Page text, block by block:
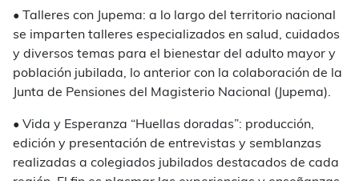
• Talleres con Jupema: a lo largo del territorio nacional
se imparten talleres especializados en salud, cuidados
y diversos temas para el bienestar del adulto mayor y
población jubilada, lo anterior con la colaboración de la
Junta de Pensiones del Magisterio Nacional (Jupema).
• Vida y Esperanza “Huellas doradas”: producción,
edición y presentación de entrevistas y semblanzas
realizadas a colegiados jubilados destacados de cada